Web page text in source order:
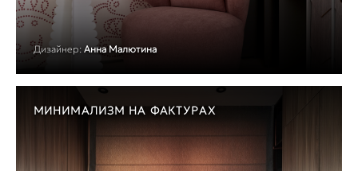
Дизайнер: Анна Малютина
МИНИМАЛИЗМ НА ФАКТУРАХ